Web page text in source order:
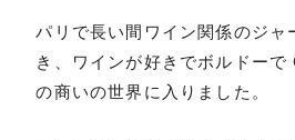
パリで長い間ワイン関係のジャ
き、ワインが好きでボルドー
の商いの世界に入りました。